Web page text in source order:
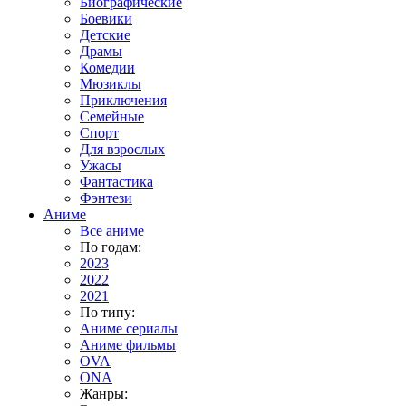
Боевики
Детские
Драмы
Комедии
Мюзиклы
Приключения
Семейные
Спорт
Для взрослых
Ужасы
Фантастика
Фэнтези
Аниме
Все аниме
По годам:
2023
2022
2021
По типу:
Аниме сериалы
Аниме фильмы
OVA
ONA
Жанры: